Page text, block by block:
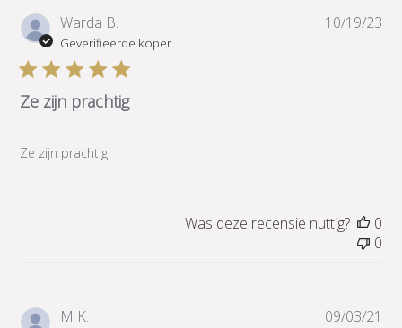
Warda B.
Geverifieerde koper
Ze zijn prachtig
Ze zijn prachtig
10/19/23
Was deze recensie nuttig?
0
0
M K. 09/03/21